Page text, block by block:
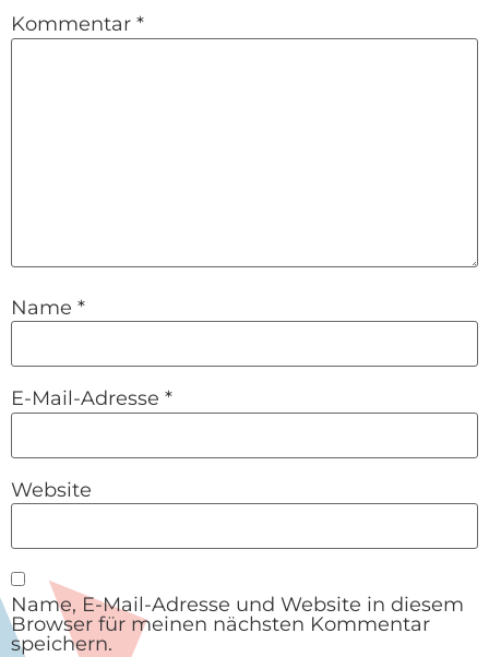
Kommentar *
Name *
E-Mail-Adresse *
Website
Name, E-Mail-Adresse und Website in diesem
Browser für meinen nächsten Kommentar
speichern.